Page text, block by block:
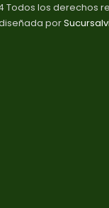
Todos los derechos
por